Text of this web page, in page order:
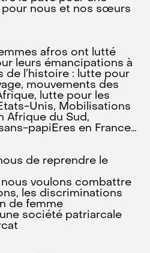
pour nous et nos sœurs
afros ont lutté
leurs émancipations à
de l’histoire : lutte pour
mouvements des
lutte pour les
Unis, Mobilisations
Afrique du Sud,
papiEres en France…
de reprendre le
voulons combattre
les discriminations
de femme
société patriarcale